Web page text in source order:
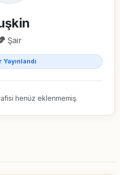
Şair
Yayınlandı
henüz eklenmemiş.